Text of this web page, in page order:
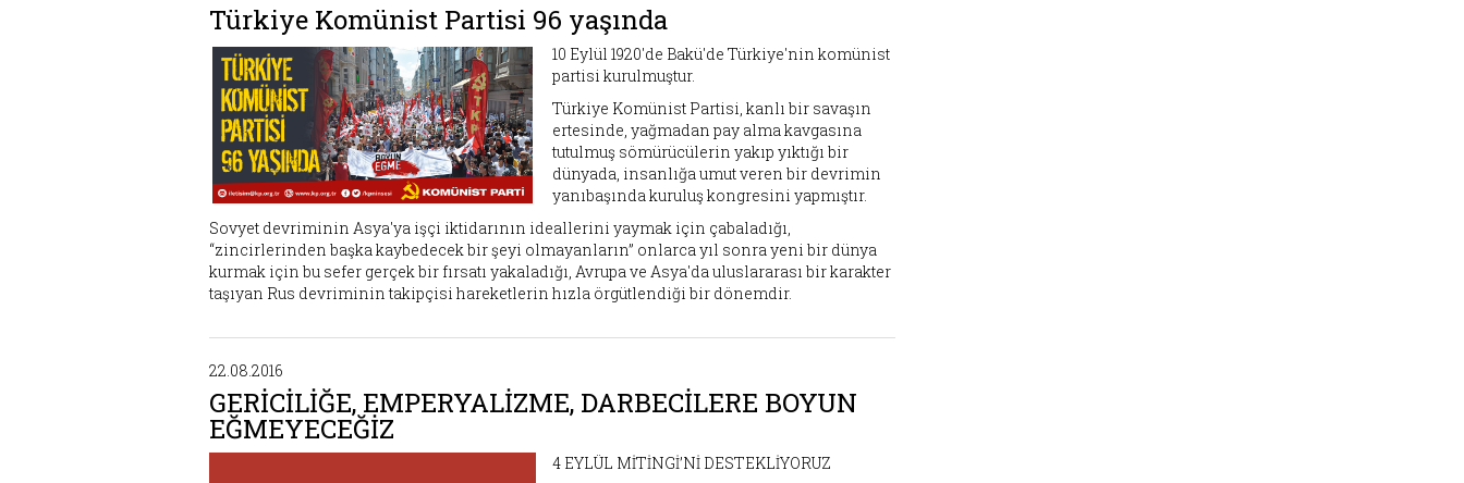
Türkiye Komünist Partisi 96 yaşında
10 Eylül 1920'de Bakü'de Türkiye'nin komünist
partisi kurulmuştur.
Türkiye Komünist Partisi, kanlı bir savaşın
ertesinde, yağmadan pay alma kavgasına
tutulmuş sömürücülerin yakıp yıktığı bir
dünyada, insanlığa umut veren bir devrimin
yanıbaşında kuruluş kongresini yapmıştır.
Sovyet devriminin Asya'ya işçi iktidarının ideallerini yaymak için çabaladığı,
“zincirlerinden başka kaybedecek bir şeyi olmayanların” onlarca yıl sonra yeni bir dünya
kurmak için bu sefer gerçek bir fırsatı yakaladığı, Avrupa ve Asya'da uluslararası bir karakter
taşıyan Rus devriminin takipçisi hareketlerin hızla örgütlendiği bir dönemdir.
22.08.2016
GERİCİLİĞE, EMPERYALİZME, DARBECİLERE BOYUN
EĞMEYECEĞİZ
4 EYLÜL MİTİNGİ’Nİ DESTEKLİYORUZ